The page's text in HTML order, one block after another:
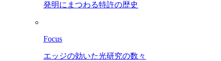
発明にまつわる特許の歴史
Focus
エッジの効いた光研究の数々